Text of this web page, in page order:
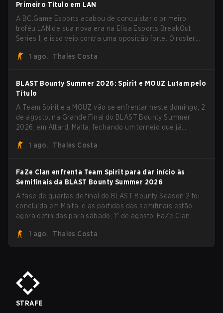
Primeiro Título em LAN
A BC.Game Esports acabou de conquistar o primeiro
troféu LAN de sua nova era na Elisa Esports BreakOut
Series 1, e isso veio contra uma oposição forte. O roster
campanha com cinco vitórias seguidas e uma varrida
1 ago. Thales Costa
BLAST Bounty Summer 2026: Spirit e MOUZ Lutam pelo
Título
A Team Spirit e a MOUZ vão se enfrentar neste domingo, 2
de agosto, na Grande Final do BLAST Bounty Summer
2026, em Attard, Malta, fechando um torneio que já
1 ago.
Thales Costa
FaZe Clan enfrenta Team Spirit para dar início às
Semifinais da BLAST Bounty Summer 2026
A fase de quartas de final do BLAST Bounty Season 2 foi
concluída em Malta, e as partidas das semifinais estão
agora definidas para sábado, 1º de agosto. FaZe Clan,
ainda lutando pelo troféu, enquanto paiN Gaming se
tornou a última equipe eliminada da chave.
1 ago. Thales Costa
STRAFE